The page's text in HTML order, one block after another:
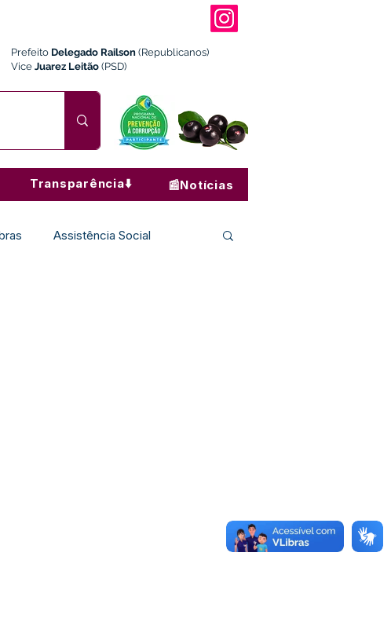
Prefeito Delegado Railson (Republicanos)
Vice Juarez Leitão (PSD)
Transparência⬇️ 📰Notícias
Assistência Social